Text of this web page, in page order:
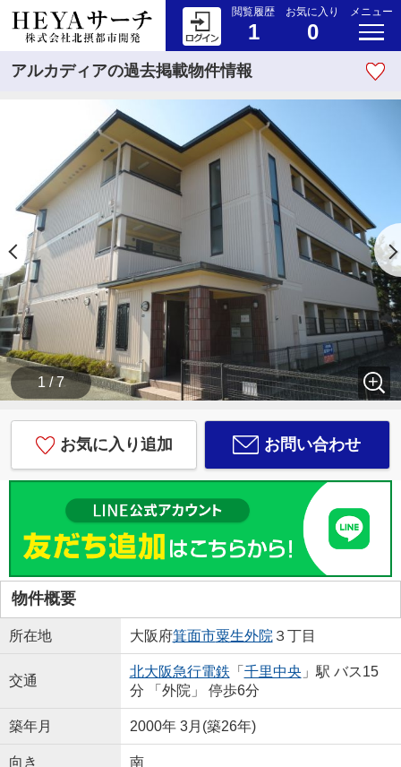
閲覧履歴
1
お気に入り
0
メニュー
アルカディアの過去掲載物件情報
1 / 7
お気に入り追加 お問い合わせ
物件概要
所在地 大阪府箕面市粟生外院 ３丁目
交通
北大阪急行電鉄 「 千里中央 」駅 バス15
分 「外院」 停歩6分
築年月 2000年 3月(築26年)
向き 南